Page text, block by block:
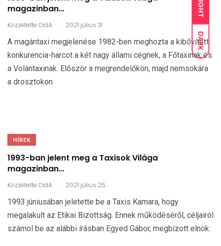
LIGHT
DARK
magazinban…
Közzétette OldA . 2021 július 31
A magántaxi megjelenése 1982-ben meghozta a kibővített
konkurencia-harcot a két nagy állami cégnek, a Főtaxinak és
a Volántaxinak. Először a megrendelőkön, majd nemsokára
a drosztokon
HÍREK
1993-ban jelent meg a Taxisok Világa
magazinban…
Közzétette OldA . 2021 július 25
1993 júniusában jeletette be a Taxis Kamara, hogy
megalakult az Etikai Bizottság. Ennek működéséről, céljairól
számol be az alábbi írásban Egyed Gábor, megbízott elnök.